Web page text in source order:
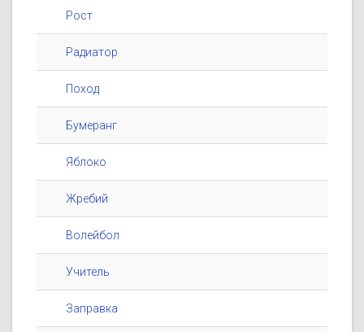
Рост
Радиатор
Поход
Бумеранг
Яблоко
Жребий
Волейбол
Учитель
Заправка